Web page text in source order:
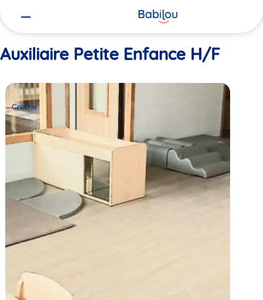
Auxiliaire Petite Enfance H/F
Crèche
Babilou
Annecy
Crèche